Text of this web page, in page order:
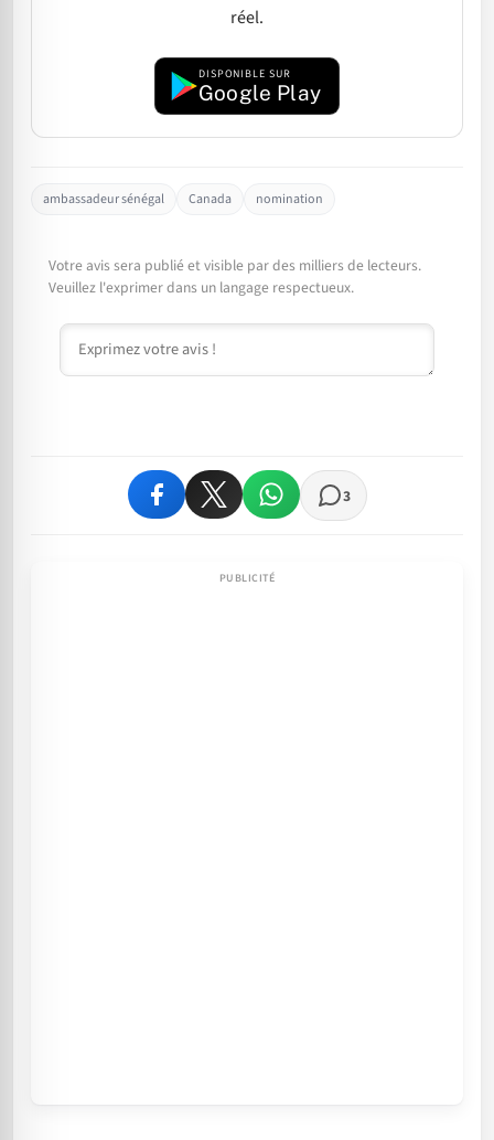
réel.
DISPONIBLE SUR
Google Play
ambassadeur sénégal Canada nomination
Votre avis sera publié et visible par des milliers de lecteurs.
Veuillez l'exprimer dans un langage respectueux.
Commentaire
3